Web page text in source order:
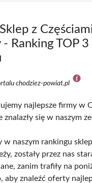
z
- Ranking TOP
chodziez-powiat.pl
najlepsze firmy w
się w naszym
w naszym rankingu
zostały przez nas
zanim trafiły na
aby znaleźć oferty